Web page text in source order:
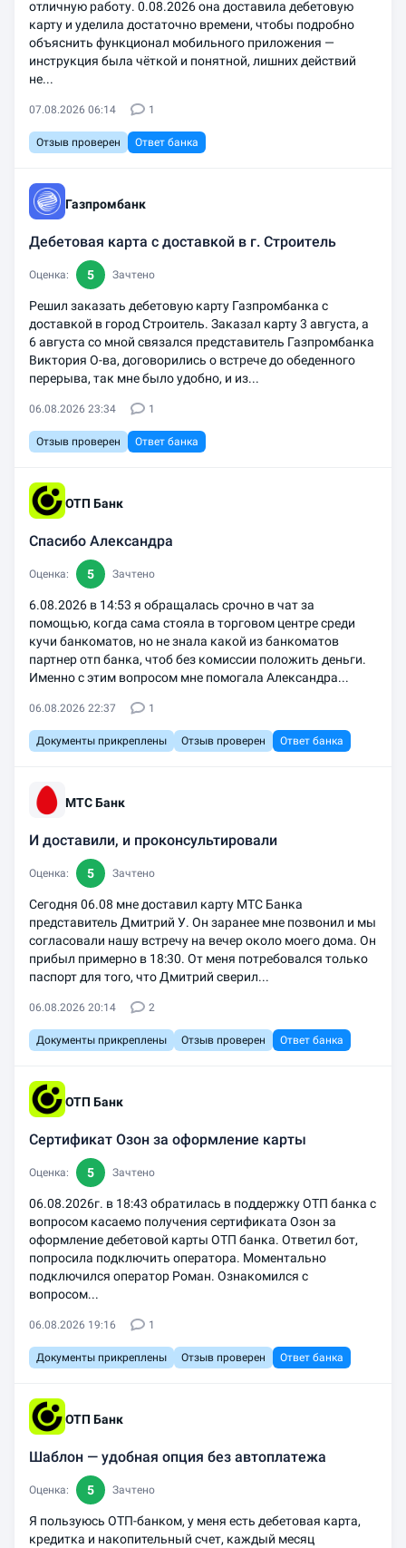
отличную работу. 0.08.2026 она доставила дебетовую
карту и уделила достаточно времени, чтобы подробно
объяснить функционал мобильного приложения —
инструкция была чёткой и понятной, лишних действий
не...
07.08.2026 06:14 1
Отзыв проверен Ответ банка
Дебетовая карта с доставкой в г. Строитель
Газпромбанк
Оценка: 5 Зачтено
Решил заказать дебетовую карту Газпромбанка с
доставкой в город Строитель. Заказал карту 3 августа, а
6 августа со мной связался представитель Газпромбанка
Виктория О-ва, договорились о встрече до обеденного
перерыва, так мне было удобно, и из...
06.08.2026 23:34 1
Отзыв проверен Ответ банка
Спасибо Александра
ОТП Банк
Оценка: 5 Зачтено
6.08.2026 в 14:53 я обращалась срочно в чат за
помощью, когда сама стояла в торговом центре среди
кучи банкоматов, но не знала какой из банкоматов
партнер отп банка, чтоб без комиссии положить деньги.
Именно с этим вопросом мне помогала Александра...
06.08.2026 22:37 1
Документы прикреплены Отзыв проверен Ответ банка
И доставили, и проконсультировали
МТС Банк
Оценка: 5 Зачтено
Сегодня 06.08 мне доставил карту МТС Банка
представитель Дмитрий У. Он заранее мне позвонил и мы
согласовали нашу встречу на вечер около моего дома. Он
прибыл примерно в 18:30. От меня потребовался только
паспорт для того, что Дмитрий сверил...
06.08.2026 20:14 2
Документы прикреплены Отзыв проверен Ответ банка
Сертификат Озон за оформление карты
ОТП Банк
Оценка: 5 Зачтено
06.08.2026г. в 18:43 обратилась в поддержку ОТП банка с
вопросом касаемо получения сертификата Озон за
оформление дебетовой карты ОТП банка. Ответил бот,
попросила подключить оператора. Моментально
подключился оператор Роман. Ознакомился с
вопросом...
06.08.2026 19:16 1
Документы прикреплены Отзыв проверен Ответ банка
Шаблон — удобная опция без автоплатежа
ОТП Банк
Оценка: 5 Зачтено
Я пользуюсь ОТП-банком, у меня есть дебетовая карта,
кредитка и накопительный счет, каждый месяц